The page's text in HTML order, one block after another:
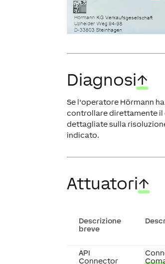
Diagnosi↑
Se l'operatore Hörmann
controllare direttamente il
dettagliate sulla
indicato.
Attuatori↑
Descrizione
breve
API
Connector